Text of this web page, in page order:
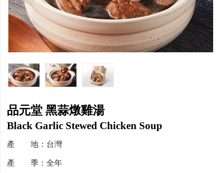
品元堂 黑蒜燉雞湯
Black Garlic Stewed Chicken Soup
產 地：台灣
產 季：全年